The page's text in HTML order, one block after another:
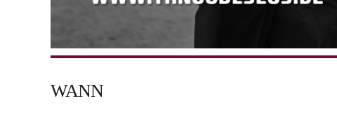
WANN